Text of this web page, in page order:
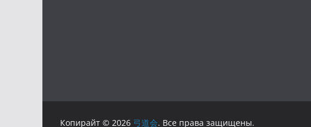
Копирайт © 2026 弓道会. Все права защищены.